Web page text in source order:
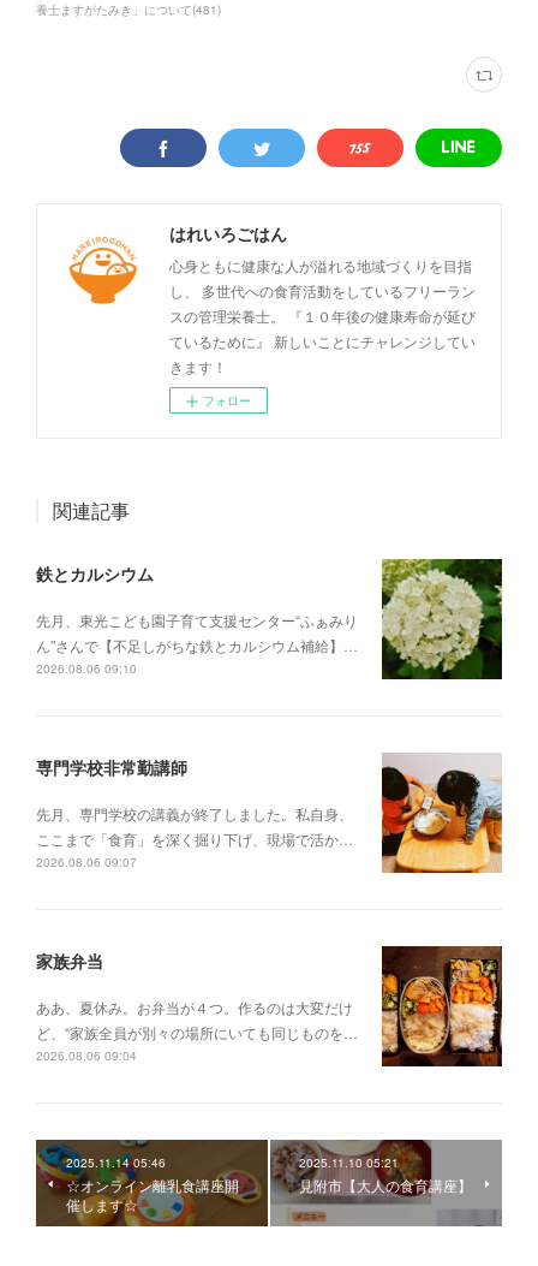
養士ますがたみき」について(481)
はれいろごはん
心身ともに健康な人が溢れる地域づくりを目指
し、 多世代への食育活動をしているフリーラン
スの管理栄養士。 『１０年後の健康寿命が延び
ているために』 新しいことにチャレンジしてい
きます！
フォロー
関連記事
鉄とカルシウム
先月、東光こども園子育て支援センター“ふぁみり
ん”さんで【不足しがちな鉄とカルシウム補給】…
2026.08.06 09:10
専門学校非常勤講師
先月、専門学校の講義が終了しました。私自身、
ここまで「食育」を深く掘り下げ、現場で活か…
2026.08.06 09:07
家族弁当
ああ、夏休み。お弁当が４つ。作るのは大変だけ
ど、“家族全員が別々の場所にいても同じものを…
2026.08.06 09:04
2025.11.14 05:46
☆オンライン離乳食講座開
催します☆
2025.11.10 05:21
見附市【大人の食育講座】